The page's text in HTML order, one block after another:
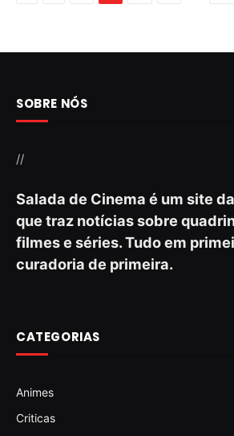
SOBRE NÓS
//
Salada de Cinema é um site
que traz notícias sobre
filmes e séries. Tudo em
curadoria de primeira.
CATEGORIAS
Animes
Criticas